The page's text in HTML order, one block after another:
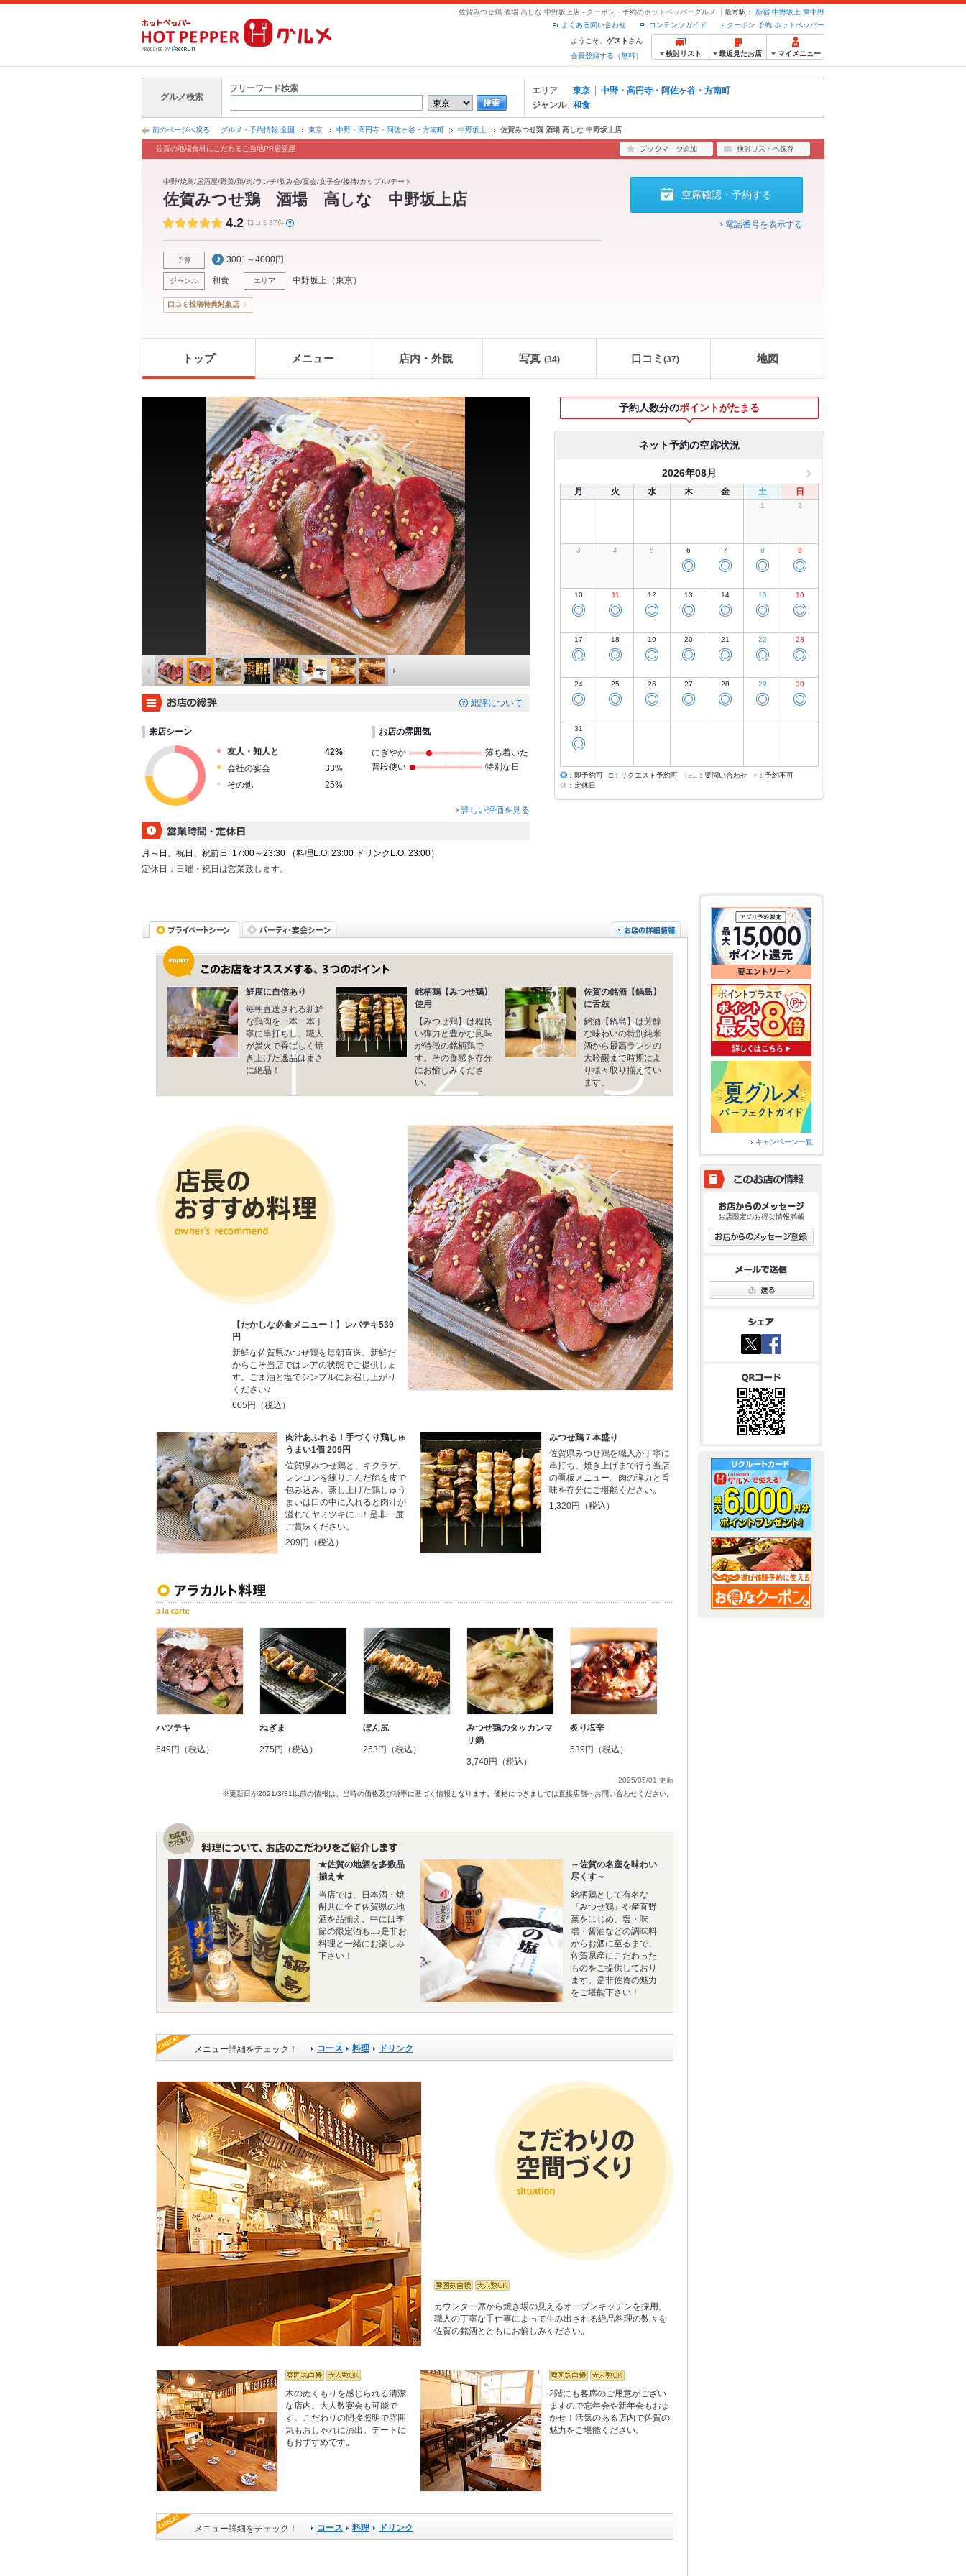
佐賀みつせ鶏 酒場 高しな 中野坂上店 - クーポン・予約のホットペッパーグルメ 最寄駅： 新宿 中野坂上 東中野
クーポン 予約 ホットペッパー
コンテンツガイド
よくある問い合わせ
ようこそ、 ゲスト さん
会員登録する（無料）
検討リスト 最近見たお店 マイメニュー
グルメ検索
フリーワード検索 エリア 東京
中野・高円寺・阿佐ヶ谷・方南町
ジャンル
和食
前のページへ戻る グルメ・予約情報 全国 東京 中野・高円寺・阿佐ヶ谷・方南町 中野坂上 佐賀みつせ鶏 酒場 高しな 中野坂上店
佐賀の地場食材にこだわるご当地PR居酒屋
中野/焼鳥/居酒屋/野菜/鶏/肉/ランチ/飲み会/宴会/女子会/接待/カップル/デート
佐賀みつせ鶏 酒場 高しな 中野坂上店
4.2 口コミ37件
予算 3001～4000円
ジャンル 和食 エリア 中野坂上 （東京）
空席確認・予約する
電話番号を表示する
口コミ投稿特典対象店
トップ メニュー 店内・外観 写真 (34) 口コミ (37) 地図
総評について
来店シーン
友人・知人と
42%
会社の宴会
33%
その他
25%
お店の雰囲気
にぎやか
落ち着いた
普段使い
特別な日
詳しい評価を見る
月～日、祝日、祝前日: 17:00～23:30 （料理L.O. 23:00 ドリンクL.O. 23:00）
定休日： 日曜・祝日は営業致します。
予約人数分のポイントがたまる
ネット予約の空席状況
2026年08月
月 火 水 木 金 土 日
1 2
3 4 5 6
◎
7
◎
8
◎
9
◎
10
◎
11
◎
12
◎
13
◎
14
◎
15
◎
16
◎
17
◎
18
◎
19
◎
20
◎
21
◎
22
◎
23
◎
24
◎
25
◎
26
◎
27
◎
28
◎
29
◎
30
◎
31
◎
◎ ：即予約可 □ ：リクエスト予約可 TEL ：要問い合わせ × ：予約不可
休 ：定休日
鮮度に自信あり
毎朝直送される新鮮
な鶏肉を一本一本丁
寧に串打ちし、職人
が炭火で香ばしく焼
き上げた逸品はまさ
に絶品！
銘柄鶏【みつせ鶏】
使用
【みつせ鶏】は程良
い弾力と豊かな風味
が特徴の銘柄鶏で
す。その食感を存分
にお愉しみくださ
い。
佐賀の銘酒【鍋島】
に舌鼓
銘酒【鍋島】は芳醇
な味わいの特別純米
酒から最高ランクの
大吟醸まで時期によ
り様々取り揃えてい
ます。
【たかしな必食メニュー！】レバテキ539
円
新鮮な佐賀県みつせ鶏を毎朝直送。新鮮だ
からこそ当店ではレアの状態でご提供しま
す。ごま油と塩でシンプルにお召し上がり
ください♪
605円（税込）
肉汁あふれる！手づくり鶏しゅ
うまい1個 209円
佐賀県みつせ鶏と、キクラゲ、
レンコンを練りこんだ餡を皮で
包み込み、蒸し上げた鶏しゅう
まいは口の中に入れると肉汁が
溢れてヤミツキに...！是非一度
ご賞味ください。
209円（税込）
みつせ鶏７本盛り
佐賀県みつせ鶏を職人が丁寧に
串打ち、焼き上げまで行う当店
の看板メニュー。肉の弾力と旨
味を存分にご堪能ください。
1,320円（税込）
ハツテキ
649円（税込）
ねぎま
275円（税込）
ぼん尻
253円（税込）
みつせ鶏のタッカンマ
リ鍋
3,740円（税込）
炙り塩辛
539円（税込）
2025/05/01 更新
※更新日が2021/3/31以前の情報は、当時の価格及び税率に基づく情報となります。価格につきましては直接店舗へお問い合わせください。
★佐賀の地酒を多数品
揃え★
当店では、日本酒・焼
酎共に全て佐賀県の地
酒を品揃え。中には季
節の限定酒も...♪是非お
料理と一緒にお楽しみ
下さい！
～佐賀の名産を味わい
尽くす～
銘柄鶏として有名な
『みつせ鶏』や産直野
菜をはじめ、塩・味
噌・醤油などの調味料
からお酒に至るまで、
佐賀県産にこだわった
ものをご提供しており
ます。是非佐賀の魅力
をご堪能下さい！
メニュー詳細をチェック！ コース 料理 ドリンク
カウンター席から焼き場の見えるオープンキッチンを採用。
職人の丁寧な手仕事によって生み出される絶品料理の数々を
佐賀の銘酒とともにお愉しみください。
木のぬくもりを感じられる清潔
な店内。大人数宴会も可能で
す。こだわりの間接照明で雰囲
気もおしゃれに演出。デートに
もおすすめです。
2階にも客席のご用意がござい
ますので忘年会や新年会もおま
かせ！活気のある店内で佐賀の
魅力をご堪能ください。
メニュー詳細をチェック！ コース 料理 ドリンク
キャンペーン一覧
お店限定のお得な情報満載